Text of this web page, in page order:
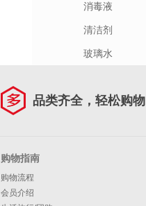
消毒液
清洁剂
玻璃水
品类齐全，轻松购物
购物指南
购物流程
会员介绍